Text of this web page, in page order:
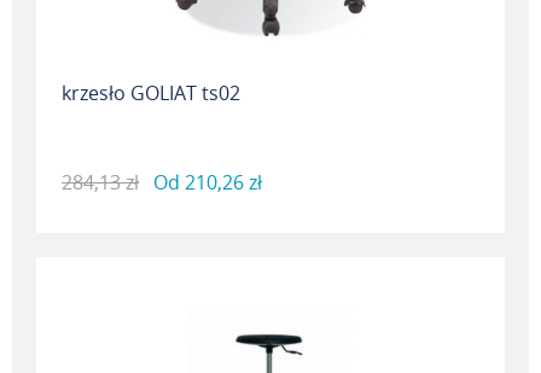
krzesło GOLIAT ts02
284,13 zł Od 210,26 zł